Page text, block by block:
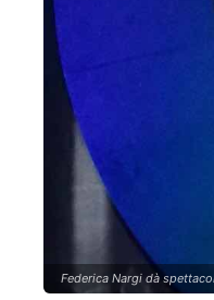
Federica Nargi dà